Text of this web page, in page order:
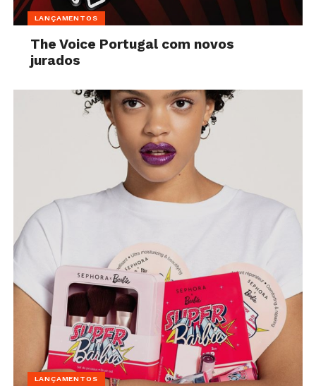
LANÇAMENTOS
The Voice Portugal com novos
jurados
LANÇAMENTOS